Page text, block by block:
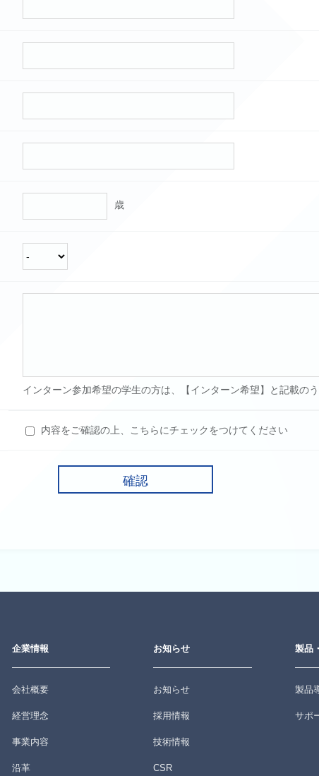
歳
インターン参加希望の学生の方は、【インターン希望】と記載のう
内容をご確認の上、こちらにチェックをつけてください
企業情報
会社概要
経営理念
事業内容
沿革
お知らせ
お知らせ
採用情報
技術情報
CSR
製品
製品
サポ